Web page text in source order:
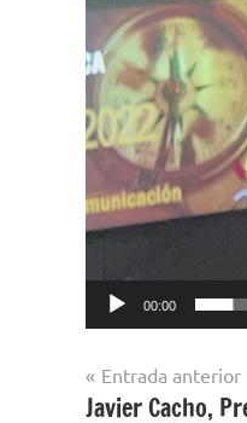
00:00
Navegación
Entrada anterior
Javier Cacho,